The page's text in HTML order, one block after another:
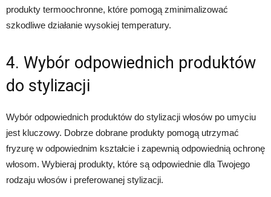
produkty termoochronne, które pomogą zminimalizować
szkodliwe działanie wysokiej temperatury.
4. Wybór odpowiednich produktów
do stylizacji
Wybór odpowiednich produktów do stylizacji włosów po umyciu
jest kluczowy. Dobrze dobrane produkty pomogą utrzymać
fryzurę w odpowiednim kształcie i zapewnią odpowiednią ochronę
włosom. Wybieraj produkty, które są odpowiednie dla Twojego
rodzaju włosów i preferowanej stylizacji.